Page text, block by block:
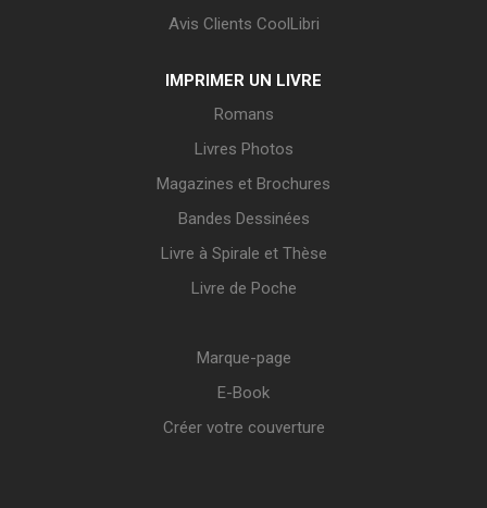
Avis Clients CoolLibri
IMPRIMER UN LIVRE
Romans
Livres Photos
Magazines et Brochures
Bandes Dessinées
Livre à Spirale et Thèse
Livre de Poche
Marque-page
E-Book
Créer votre couverture